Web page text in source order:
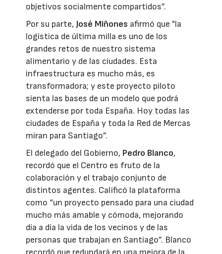
objetivos socialmente compartidos”.
Por su parte, José Miñones afirmó que "la
logística de última milla es uno de los
grandes retos de nuestro sistema
alimentario y de las ciudades. Esta
infraestructura es mucho más, es
transformadora; y este proyecto piloto
sienta las bases de un modelo que podrá
extenderse por toda España. Hoy todas las
ciudades de España y toda la Red de Mercas
miran para Santiago”.
El delegado del Gobierno, Pedro Blanco,
recordó que el Centro es fruto de la
colaboración y el trabajo conjunto de
distintos agentes. Calificó la plataforma
como “un proyecto pensado para una ciudad
mucho más amable y cómoda, mejorando
día a día la vida de los vecinos y de las
personas que trabajan en Santiago”. Blanco